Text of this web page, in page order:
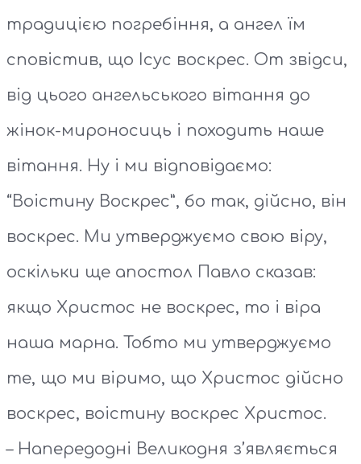
традицією погребіння, а ангел їм
сповістив, що Ісус воскрес. От звідси,
від цього ангельського вітання до
жінок-мироносиць і походить наше
вітання. Ну і ми відповідаємо:
“Воістину Воскрес”, бо так, дійсно, він
воскрес. Ми утверджуємо свою віру,
оскільки ще апостол Павло сказав:
якщо Христос не воскрес, то і віра
наша марна. Тобто ми утверджуємо
те, що ми віримо, що Христос дійсно
воскрес, воістину воскрес Христос.
– Напередодні Великодня з’являється